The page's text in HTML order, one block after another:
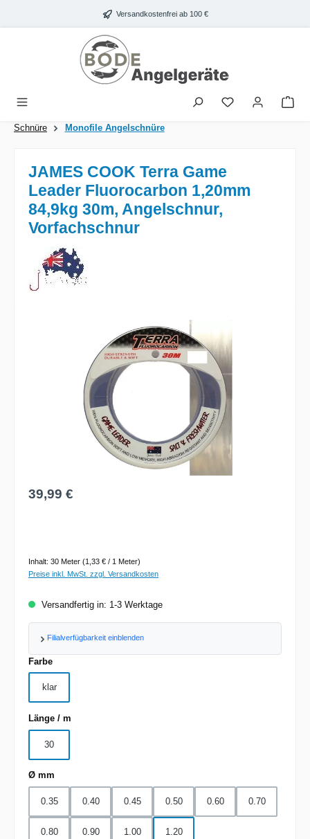
Zum Hauptinhalt springen Versandkostenfrei ab 100 €
Schnüre Monofile Angelschnüre
JAMES COOK Terra Game
Leader Fluorocarbon 1,20mm
84,9kg 30m, Angelschnur,
Vorfachschnur
Regulärer Preis:
39,99 €
Inhalt: 30 Meter (1,33 € / 1 Meter)
Preise inkl. MwSt. zzgl. Versandkosten
Versandfertig in: 1-3 Werktage
Filialverfügbarkeit einblenden
Farbeauswählen
klar
Länge / m
30
Ø mm
0.35 0.40 0.45 0.50 0.60 0.70
0.80 0.90 1.00 1.20